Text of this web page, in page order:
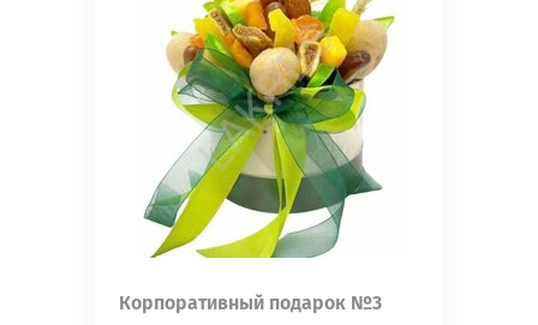
Корпоративный подарок №3